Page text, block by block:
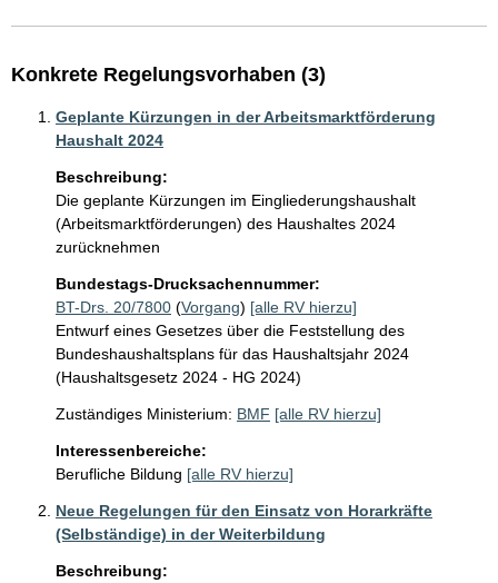
Konkrete Regelungsvorhaben (3)
Geplante Kürzungen in der Arbeitsmarktförderung
Haushalt 2024
Beschreibung:
Die geplante Kürzungen im Eingliederungshaushalt
(Arbeitsmarktförderungen) des Haushaltes 2024
zurücknehmen
Bundestags-Drucksachennummer:
BT-Drs. 20/7800 (Vorgang) [alle RV hierzu]
Entwurf eines Gesetzes über die Feststellung des
Bundeshaushaltsplans für das Haushaltsjahr 2024
(Haushaltsgesetz 2024 - HG 2024)
Zuständiges Ministerium: BMF [alle RV hierzu]
Interessenbereiche:
Berufliche Bildung [alle RV hierzu]
Neue Regelungen für den Einsatz von Horarkräfte
(Selbständige) in der Weiterbildung
Beschreibung: